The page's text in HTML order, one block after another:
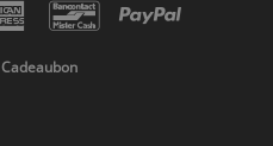
Cadeaubon